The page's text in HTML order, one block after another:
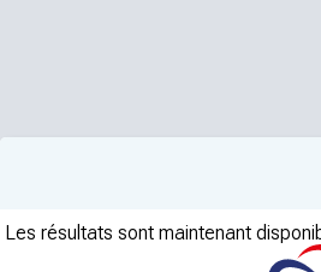
Les résultats sont maintenant